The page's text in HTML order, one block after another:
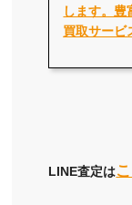
します。
買取サービ
LINE査定は